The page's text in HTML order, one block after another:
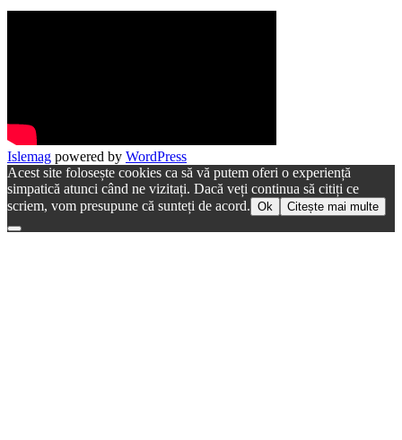
Islemag powered by WordPress
Acest site folosește cookies ca să vă putem oferi o experiență
simpatică atunci când ne vizitați. Dacă veți continua să citiți ce
scriem, vom presupune că sunteți de acord. Ok Citește mai multe